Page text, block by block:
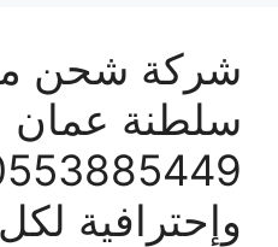
شركة شحن
سلطنة عمان |
وإحترافية